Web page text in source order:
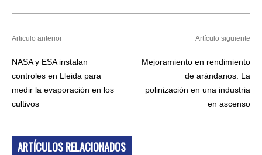
Articulo anterior
NASA y ESA instalan
controles en Lleida para
medir la evaporación en los
cultivos
Artículo siguiente
Mejoramiento en rendimiento
de arándanos: La
polinización en una industria
en ascenso
ARTÍCULOS RELACIONADOS